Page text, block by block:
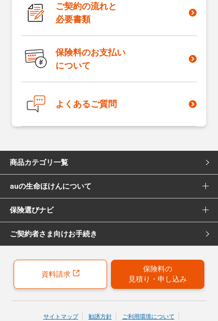
ご契約の流れと
必要書類
保険料のお支払い
について
よくあるご質問
商品カテゴリ一覧
死亡保険
医療保険
女性向け医療保険
がん保険
女性向けがん保険
auの生命ほけんについて
選ばれる理由
Pontaポイント還元について
保険募集代理店について
引受保険会社について
保険選びナビ
保険選びナビ トップ
保険診断
おすすめ加入例
ご契約者さま向けお手続き
資料請求
保険料の
見積り・申し込み
サイトマップ 勧誘方針 ご利用環境について